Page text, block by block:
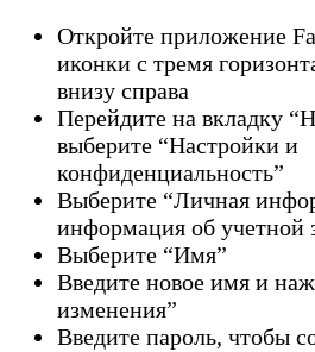
Откройте приложение
иконки с тремя
внизу справа
Перейдите на вкладку
выберите “Настройки и
конфиденциальность”
Выберите “Личная
информация об учетной
Выберите “Имя”
Введите новое имя и
изменения”
Введите пароль, чтобы